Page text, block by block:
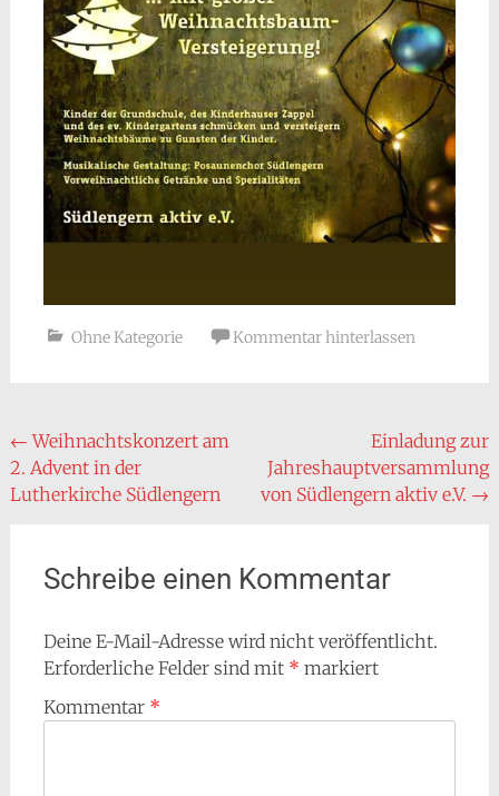
Ohne Kategorie Kommentar hinterlassen
Beitragsnavigation
← Weihnachtskonzert am
2. Advent in der
Lutherkirche Südlengern
Einladung zur
Jahreshauptversammlung
von Südlengern aktiv e.V. →
Schreibe einen Kommentar
Deine E-Mail-Adresse wird nicht veröffentlicht.
Erforderliche Felder sind mit * markiert
Kommentar *